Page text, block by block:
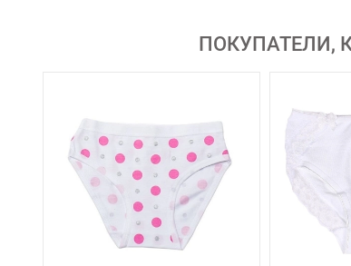
ПОКУПАТЕЛИ,